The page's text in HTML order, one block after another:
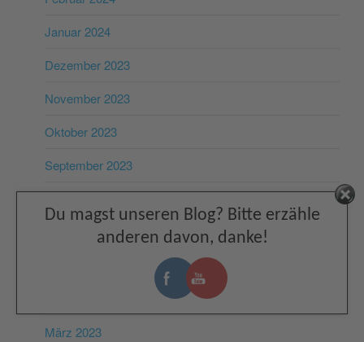
Januar 2024
Dezember 2023
November 2023
Oktober 2023
September 2023
März 2023
Du magst unseren Blog? Bitte erzähle
anderen davon, danke!
Facebook